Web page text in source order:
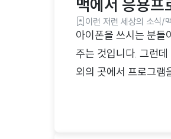
맥에서 응용프
이런 저런 세상의 소식/
아이폰을 쓰시는 분들
주는 것입니다. 그런
외의 곳에서 프로그램